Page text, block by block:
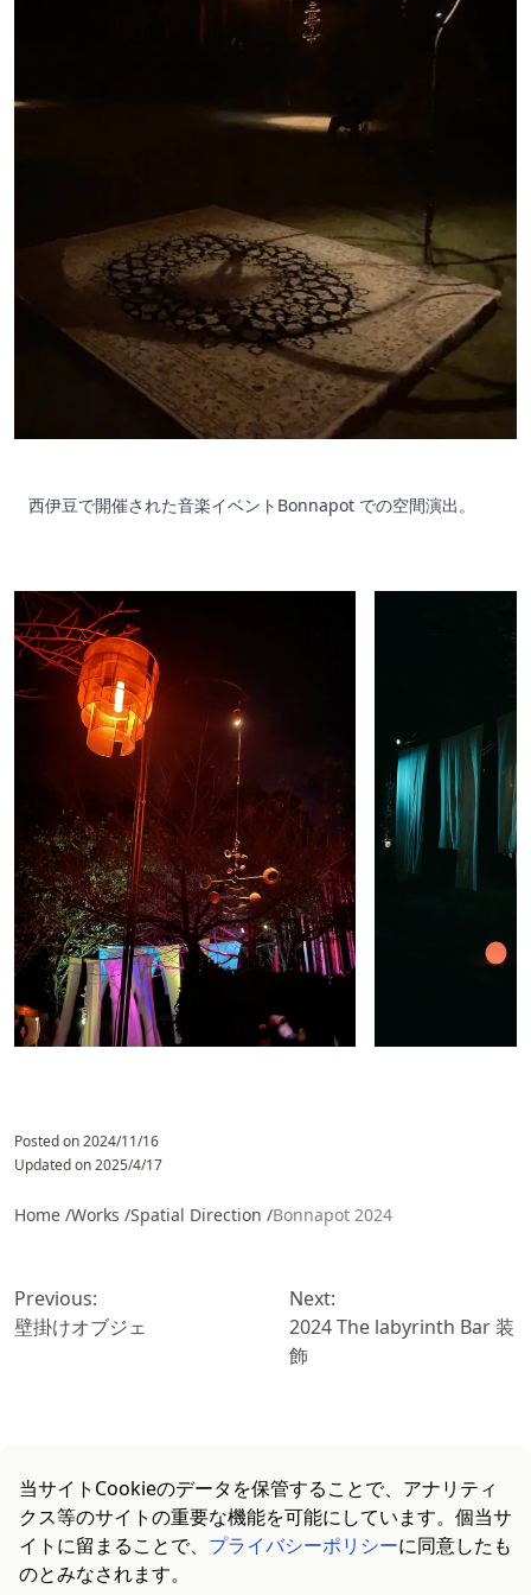
西伊豆で開催された音楽イベントBonnapot での空間演出。
Posted on2024/11/16
Updated on2025/4/17
Home /Works /Spatial Direction /Bonnapot 2024
稿
ナ
ン
Previous:
壁掛けオブジェ
Next:
2024 The labyrinth Bar 装
飾
当サイトCookieのデータを保管することで、アナリティ
クス等のサイトの重要な機能を可能にしています。個当サ
イトに留まることで、 プライバシーポリシーに同意したも
のとみなされます。